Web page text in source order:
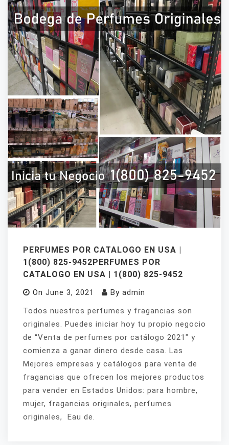
PERFUMES POR CATALOGO EN USA |
1(800) 825-9452PERFUMES POR
CATALOGO EN USA | 1(800) 825-9452
On June 3, 2021 By admin
Todos nuestros perfumes y fragancias son
originales. Puedes iniciar hoy tu propio negocio
de “Venta de perfumes por catálogo 2021″ y
comienza a ganar dinero desde casa. Las
Mejores empresas y catálogos para venta de
fragancias que ofrecen los mejores productos
para vender en Estados Unidos: para hombre,
mujer, fragancias originales, perfumes
originales, Eau de.